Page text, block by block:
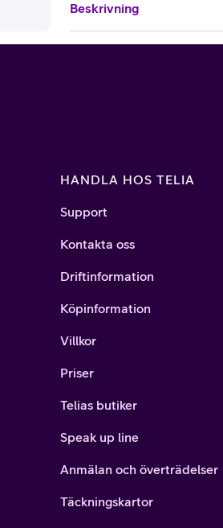
Beskrivning
HANDLA HOS TELIA
Support
Kontakta oss
Driftinformation
Köpinformation
Villkor
Priser
Telias butiker
Speak up line
Anmälan och överträdelser
Täckningskartor